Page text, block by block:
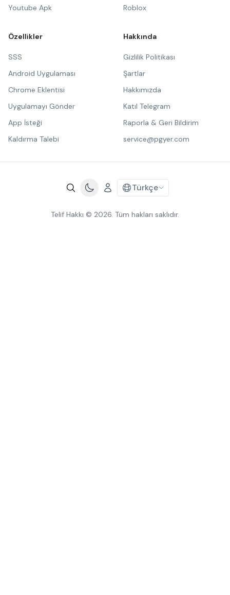
Youtube Apk
Roblox
Özellikler
SSS
Android Uygulaması
Chrome Eklentisi
Uygulamayı Gönder
App İsteği
Kaldırma Talebi
Hakkında
Gizlilik Politikası
Şartlar
Hakkımızda
Katıl Telegram
Raporla & Geri Bildirim
service@pgyer.com
Türkçe
Telif Hakkı © 2026. Tüm hakları saklıdır.